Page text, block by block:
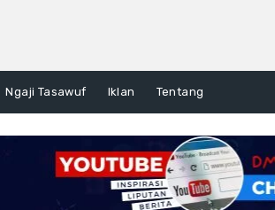
Ngaji Tasawuf Iklan Tentang